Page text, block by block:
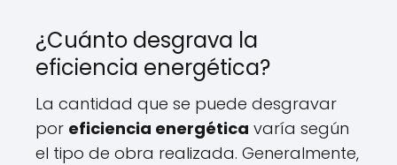
¿Cuánto desgrava la
eficiencia energética?
La cantidad que se puede desgravar
por eficiencia energética varía según
el tipo de obra realizada. Generalmente,